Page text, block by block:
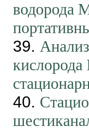
водорода
39.
40.